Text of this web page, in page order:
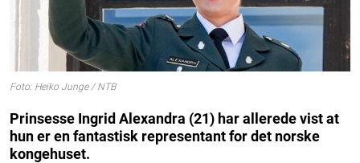
Foto: Heiko Junge / NTB
Prinsesse Ingrid Alexandra (21) har allerede vist at
hun er en fantastisk representant for det norske
kongehuset.